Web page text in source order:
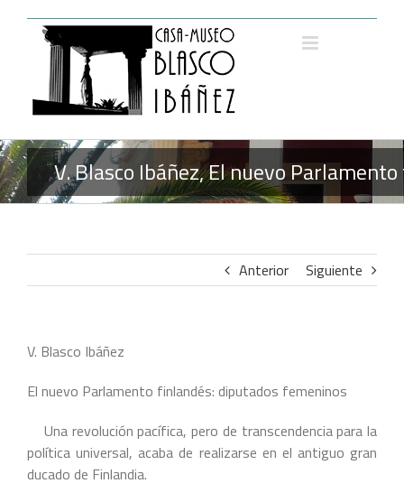
contenido
V. Blasco Ibáñez, El nuevo
Anterior Siguiente
V. Blasco Ibáñez
El nuevo Parlamento finlandés: diputados femeninos
Una revolución pacífica, pero de transcendencia para la
política universal, acaba de realizarse en el antiguo gran
ducado de Finlandia.